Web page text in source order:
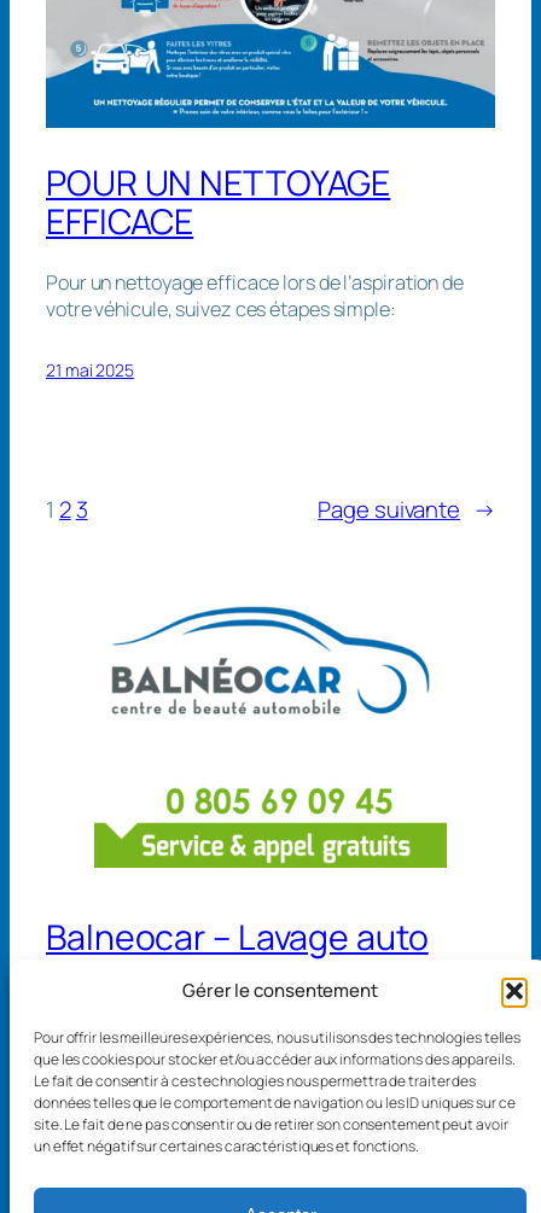
Gérer le consentement
Pour offrir les meilleures expériences, nous utilisons des technologies telles
que les cookies pour stocker et/ou accéder aux informations des appareils.
Le fait de consentir à ces technologies nous permettra de traiter des
données telles que le comportement de navigation ou les ID uniques sur ce
site. Le fait de ne pas consentir ou de retirer son consentement peut avoir
un effet négatif sur certaines caractéristiques et fonctions.
POUR UN NETTOYAGE
EFFICACE
Pour un nettoyage efficace lors de l’aspiration de
votre véhicule, suivez ces étapes simple:
21 mai 2025
1 2 3 Page suivante →
Balneocar – Lavage auto
13 avenue de Belgique 68110 Illzach
4 rue de Séville 68300 Saint-Louis
Mentions légales